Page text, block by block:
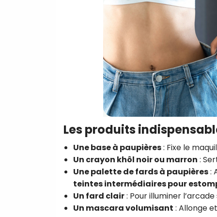
Les produits
Une base à paupières: Fixe le
Un crayon khôl noir ou marron :
Une palette de fards à paupières:
teintes intermédiaires pour
Un fard clair: Pour illuminer
Un mascara volumisant : Allonge